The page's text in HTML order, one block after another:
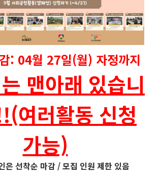
: 04월 27일(월) 자정까지
맨아래 있습니
여러활동 신청
가능)
은 선착순 마감 / 모집 인원 제한 있음